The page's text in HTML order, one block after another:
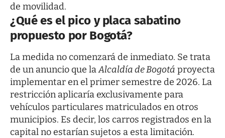
de movilidad.
¿Qué es el pico y placa sabatino
propuesto por Bogotá?
La medida no comenzará de inmediato. Se trata
de un anuncio que laAlcaldía de Bogotá proyecta
implementar en el primer semestre de 2026. La
restricción aplicaría exclusivamente para
vehículos particulares matriculados en otros
municipios. Es decir, los carros registrados en la
capital no estarían sujetos a esta limitación.